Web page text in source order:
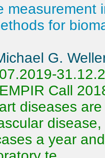
measurement
for
G.
Call
diseases
a year